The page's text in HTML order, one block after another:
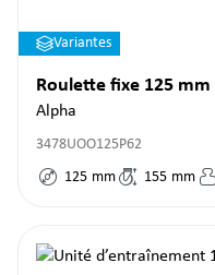
Variantes
Roulette fixe 125 mm
Alpha
3478UOO125P62
125 mm 155 mm